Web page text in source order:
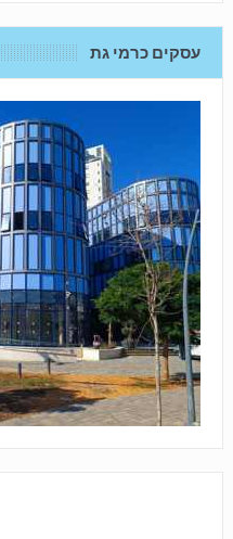
עסקים כרמי גת